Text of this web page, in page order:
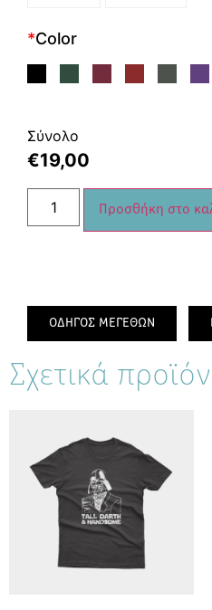
*Color
Σύνολο
€19,00
Προσθήκη στο
ΟΔΗΓΟΣ ΜΕΓΕΘΩΝ
Σχετικά